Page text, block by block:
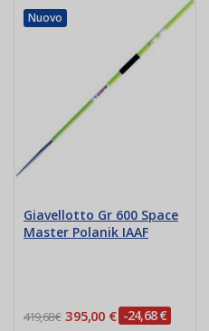
Nuovo
Giavellotto Gr 600 Space
Master Polanik IAAF
419,68 € 395,00 € -24,68 €